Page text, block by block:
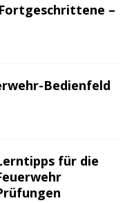
–
Bedienfeld
für die